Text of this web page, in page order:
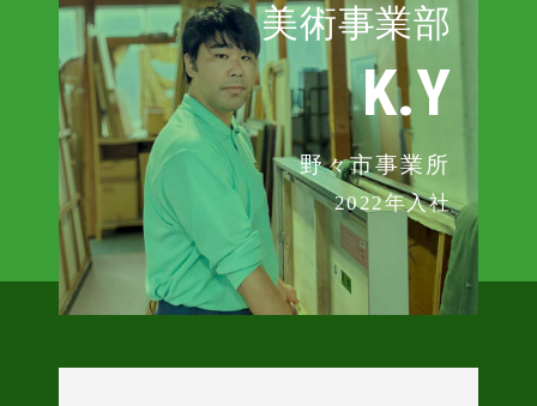
美術事業部
K.Y
野々市事業所
2022年入社